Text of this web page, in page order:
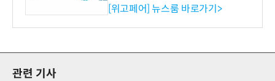
시엄 선정
[위고페어] 뉴스룸 바로가기>
관련 기사